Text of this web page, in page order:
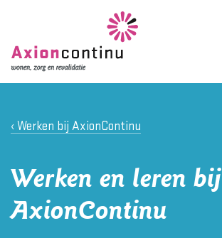
Werken bij AxionContinu
Werken en leren bij
AxionContinu